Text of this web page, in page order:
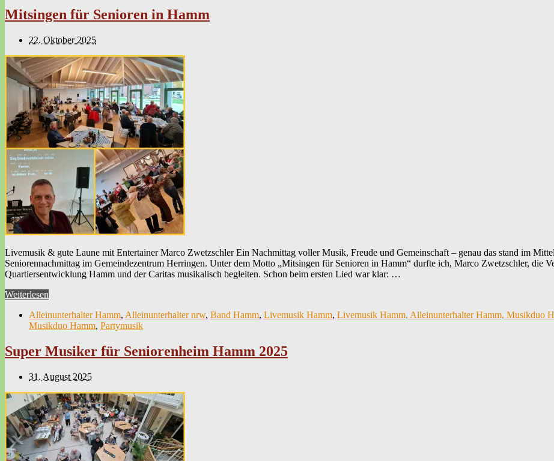
Mitsingen für Senioren in Hamm
22. Oktober 2025
Livemusik & gute Laune mit Entertainer Marco Zwetzschler Ein Nachmittag voller Musik, Freude und Gemeinschaft – genau das stand im
Seniorennachmittag im Gemeindezentrum Herringen. Unter dem Motto „Mitsingen für Senioren in Hamm“ durfte ich, Marco Zwetzschler, die
Quartiersentwicklung Hamm und der Caritas musikalisch begleiten. Schon beim ersten Lied war klar: …
Weiterlesen
Alleinunterhalter Hamm, Alleinunterhalter nrw, Band Hamm, Livemusik Hamm, Livemusik Hamm, Alleinunterhalter Hamm, Musikduo
Musikduo Hamm, Partymusik
Super Musiker für Seniorenheim Hamm 2025
31. August 2025